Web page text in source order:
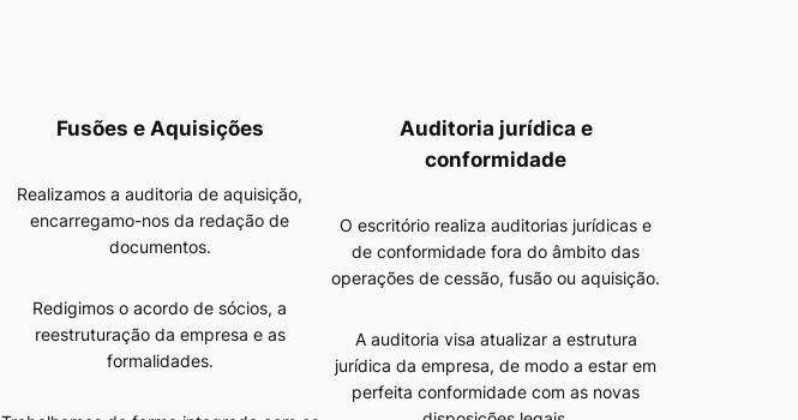
Fusões e Aquisições
Realizamos a auditoria de aquisição,
encarregamo-nos da redação de
documentos.
Redigimos o acordo de sócios, a
reestruturação da empresa e as
formalidades.
Auditoria jurídica e
conformidade
O escritório realiza auditorias jurídicas e
de conformidade fora do âmbito das
operações de cessão, fusão ou aquisição.
A auditoria visa atualizar a estrutura
jurídica da empresa, de modo a estar em
perfeita conformidade com as novas